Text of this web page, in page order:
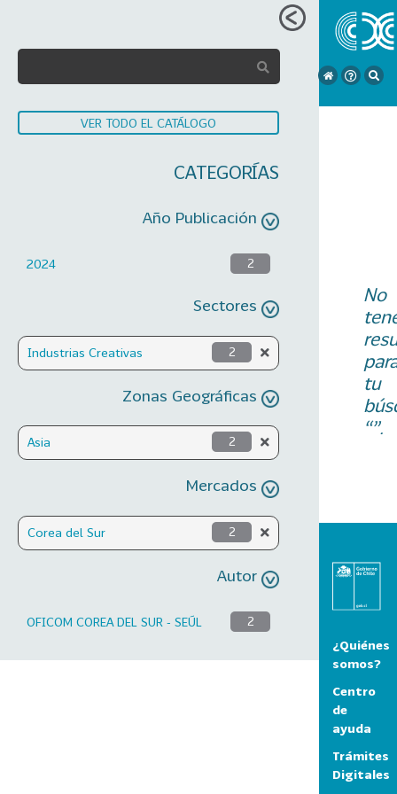
VER TODO EL CATÁLOGO
CATEGORÍAS
Año Publicación
2024 2
Sectores
Industrias Creativas 2
Zonas Geográficas
Asia 2
Mercados
Corea del Sur 2
Autor
OFICOM COREA DEL SUR - SEÚL 2
No
tu
“”.
¿Quiénes
somos?
Centro
de
ayuda
Trámites
Digitales